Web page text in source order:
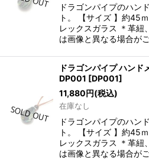
ドラゴンパイプのハン
ト。 【サイズ 】約45
レックスガラス ＊革紐
は画像と異なる場合が
ドラゴンパイプ ハン
DP001 [DP001]
11,880円(税込)
在庫なし
ドラゴンパイプのハン
ト。 【サイズ 】約45
レックスガラス ＊革紐
は画像と異なる場合が